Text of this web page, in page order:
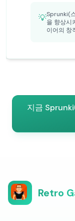
💡Sprunki(
을 향상시
이어의 창
지금
Retro